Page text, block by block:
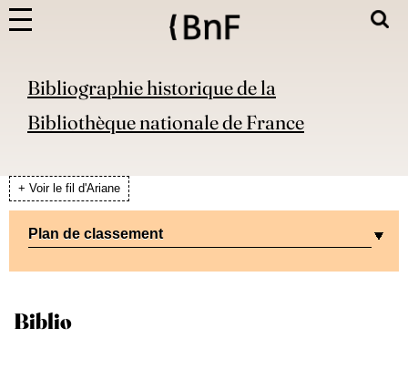
Bibliographie historique de la
Bibliothèque nationale de France
+ Voir le fil d'Ariane
Plan de classement
Biblio